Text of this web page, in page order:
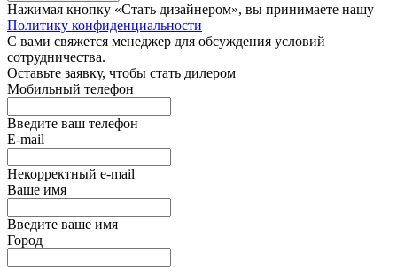
Нажимая кнопку «Стать дизайнером», вы принимаете нашу
Политику конфиденциальности
С вами свяжется менеджер для обсуждения условий
сотрудничества.
Оставьте заявку, чтобы стать дилером
Мобильный телефон
Введите ваш телефон
E-mail
Некорректный e-mail
Ваше имя
Введите ваше имя
Город